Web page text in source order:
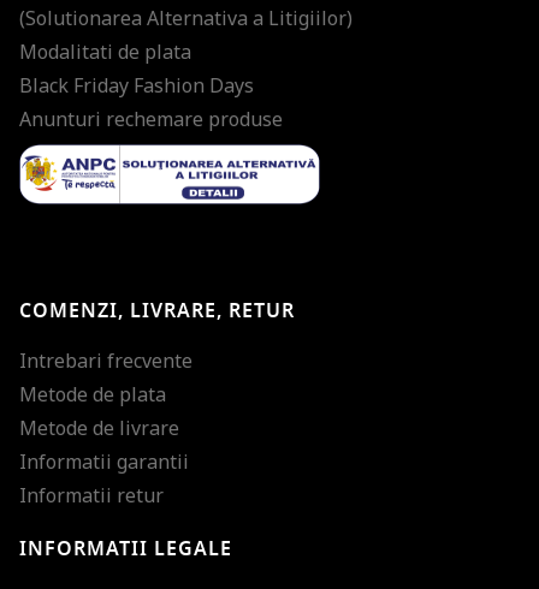
(Solutionarea Alternativa a Litigiilor)
Modalitati de plata
Black Friday Fashion Days
Anunturi rechemare produse
COMENZI, LIVRARE, RETUR
Intrebari frecvente
Metode de plata
Metode de livrare
Informatii garantii
Informatii retur
INFORMATII LEGALE